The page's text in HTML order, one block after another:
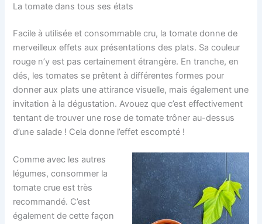
La tomate dans tous ses états
Facile à utilisée et consommable cru, la tomate donne de
merveilleux effets aux présentations des plats. Sa couleur
rouge n’y est pas certainement étrangère. En tranche, en
dés, les tomates se prêtent à différentes formes pour
donner aux plats une attirance visuelle, mais également une
invitation à la dégustation. Avouez que c’est effectivement
tentant de trouver une rose de tomate trôner au-dessus
d’une salade ! Cela donne l’effet escompté !
Comme avec les autres
légumes, consommer la
tomate crue est très
recommandé. C’est
également de cette façon